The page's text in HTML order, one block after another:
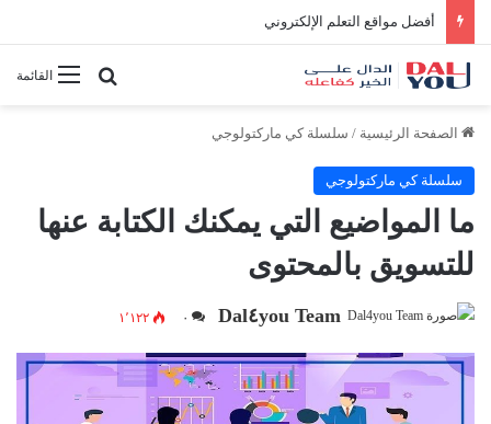
أفضل مواقع التعلم الإلكتروني
القائمةبحث عن
الصفحة الرئيسية / سلسلة كي ماركتولوجي
سلسلة كي ماركتولوجي
ما المواضيع التي يمكنك الكتابة عنها
للتسويق بالمحتوى
Dal٤you Team ٠ ١٬١٢٢